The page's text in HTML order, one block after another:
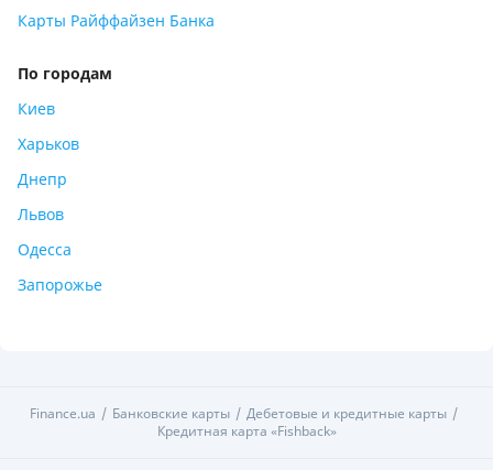
Карты Райффайзен Банка
По городам
Киев
Харьков
Днепр
Львов
Одесса
Запорожье
Finance.ua Банковские карты
Дебетовые и кредитные карты
Кредитная карта «Fishback»